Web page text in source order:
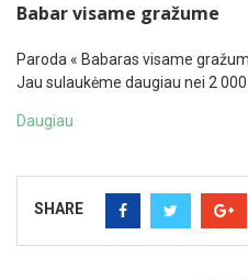
Babar visame gražume
Paroda « Babaras visame
Jau sulaukėme daugiau nei 2 000
Daugiau
SHARE